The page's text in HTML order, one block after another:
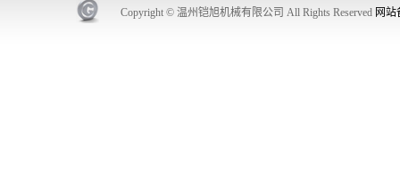
Copyright © 温州铠旭机械有限公司 All Rights Reserved 网站